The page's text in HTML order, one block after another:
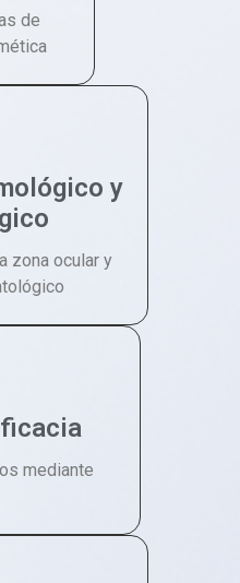
de
y
zona ocular y
mediante